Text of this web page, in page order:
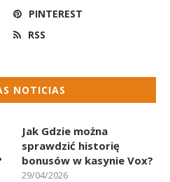
PINTEREST
RSS
NOTICIAS
Jak Gdzie można
sprawdzić historię
bonusów w kasynie Vox?
29/04/2026